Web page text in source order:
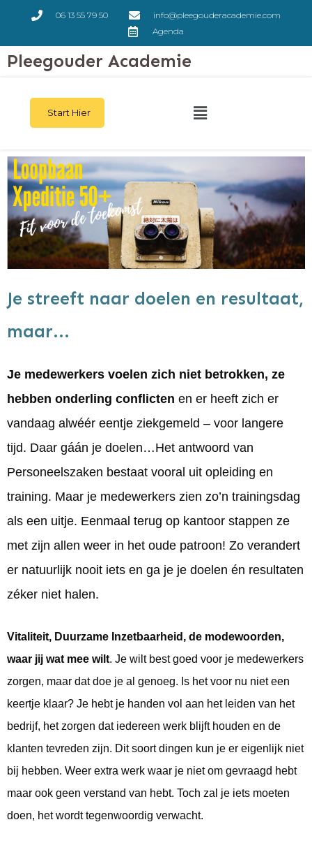
06 13 55 79 50
info@pleegouderacademie.com
Agenda
Pleegouder Academie
Start Hier
Je streeft naar doelen en resultaat,
maar...
Je medewerkers voelen zich niet betrokken, ze
hebben onderling conflicten en er heeft zich er
vandaag alwéér eentje ziekgemeld – voor langere
tijd. Daar gáán je doelen…Het antwoord van
Personeelszaken bestaat vooral uit opleiding en
training. Maar je medewerkers zien zo’n trainingsdag
als een uitje. Eenmaal terug op kantoor stappen ze
met zijn allen weer in het oude patroon! Zo verandert
er natuurlijk nooit iets en ga je je doelen én resultaten
zéker niet halen.
Vitaliteit, Duurzame Inzetbaarheid, de modewoorden,
waar jij wat mee wilt. Je wilt best goed voor je medewerkers
zorgen, maar dat doe je al genoeg. Is het voor nu niet een
keertje klaar? Je hebt je handen vol aan het leiden van het
bedrijf, het zorgen dat iedereen werk blijft houden en de
klanten tevreden zijn. Dit soort dingen kun je er eigenlijk niet
bij hebben. Weer extra werk waar je niet om gevraagd hebt
maar ook geen verstand van hebt. Toch zal je iets moeten
doen, het wordt tegenwoordig verwacht.